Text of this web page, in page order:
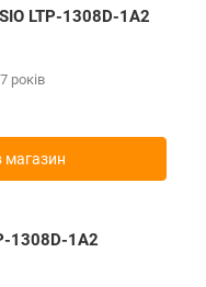
LTP-1308D-1A2
років
магазин
1308D-1A2